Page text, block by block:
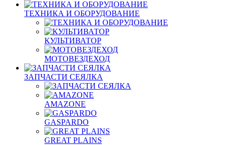
ТЕХНИКА И ОБОРУДОВАНИЕ
КУЛЬТИВАТОР
МОТОВЕЗДЕХОД
ЗАПЧАСТИ СЕЯЛКА
AMAZONE
GASPARDO
GREAT PLAINS